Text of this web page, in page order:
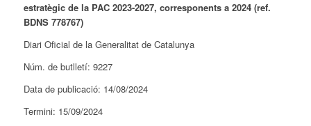
estratègic de la PAC 2023-2027, corresponents a 2024 (ref.
BDNS 778767)
Diari Oficial de la Generalitat de Catalunya
Núm. de butlletí: 9227
Data de publicació: 14/08/2024
Termini: 15/09/2024